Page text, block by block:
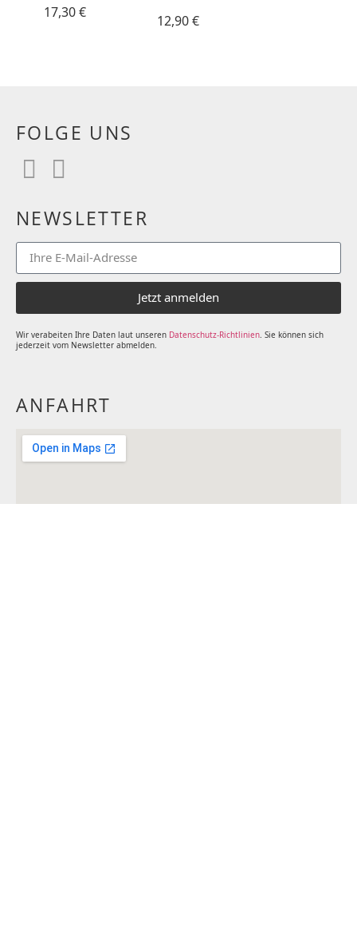
17,30€
12,90€
FOLGE UNS
NEWSLETTER
Jetzt anmelden
Wir verabeiten Ihre Daten laut unseren Datenschutz-Richtlinien. Sie können sich
jederzeit vom Newsletter abmelden.
ANFAHRT